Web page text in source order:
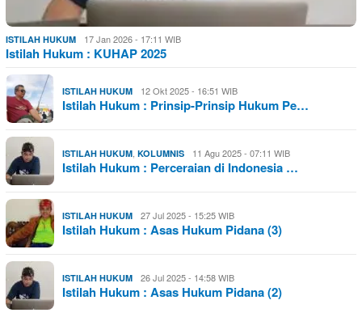
ISTILAH HUKUM 17 Jan 2026 - 17:11 WIB
Istilah Hukum : KUHAP 2025
ISTILAH HUKUM 12 Okt 2025 - 16:51 WIB
Istilah Hukum : Prinsip-Prinsip Hukum Pe…
ISTILAH HUKUM, KOLUMNIS 11 Agu 2025 - 07:11 WIB
Istilah Hukum : Perceraian di Indonesia …
ISTILAH HUKUM 27 Jul 2025 - 15:25 WIB
Istilah Hukum : Asas Hukum Pidana (3)
ISTILAH HUKUM 26 Jul 2025 - 14:58 WIB
Istilah Hukum : Asas Hukum Pidana (2)